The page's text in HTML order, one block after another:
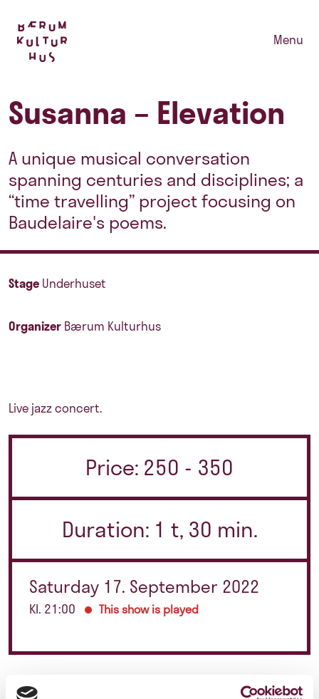
Menu
Susanna – Elevation
A unique musical conversation
spanning centuries and disciplines; a
“time travelling” project focusing on
Baudelaire's poems.
Stage Underhuset
Organizer Bærum Kulturhus
Live jazz concert.
Price: 250 - 350
Duration: 1 t, 30 min.
Saturday 17. September 2022
Kl. 21:00 This show is played